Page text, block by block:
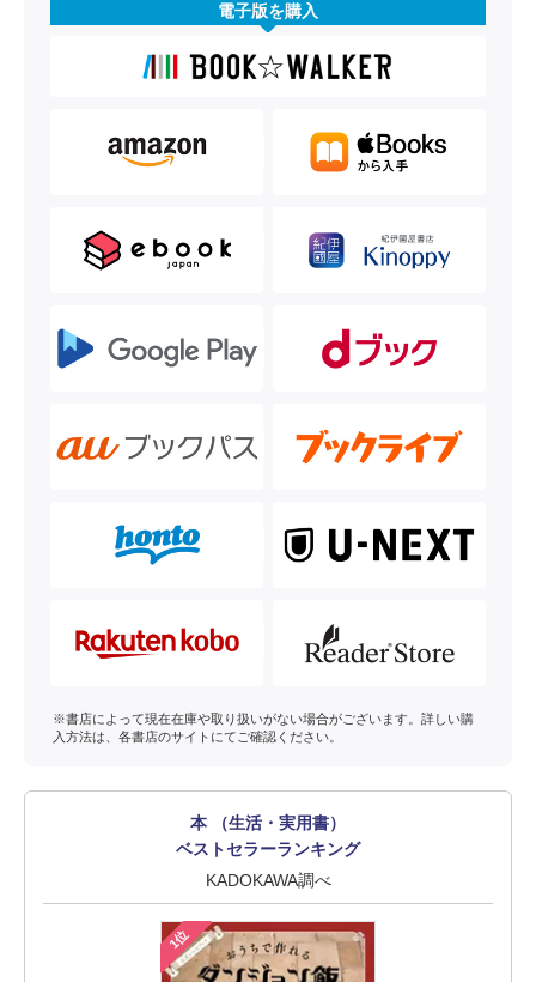
電子版を購入
※書店によって現在在庫や取り扱いがない場合がございます。詳しい購
入方法は、各書店のサイトにてご確認ください。
本 （生活・実用書）
ベストセラーランキング
KADOKAWA調べ
1位